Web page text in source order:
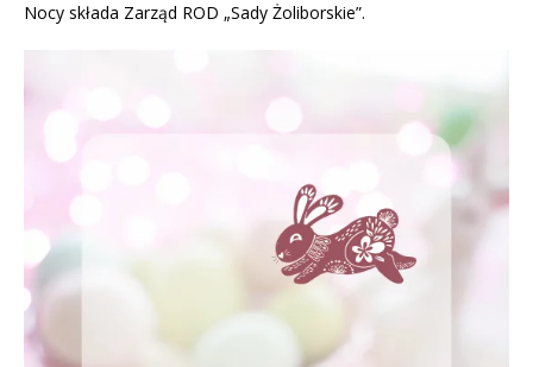
Nocy składa Zarząd ROD „Sady Żoliborskie”.